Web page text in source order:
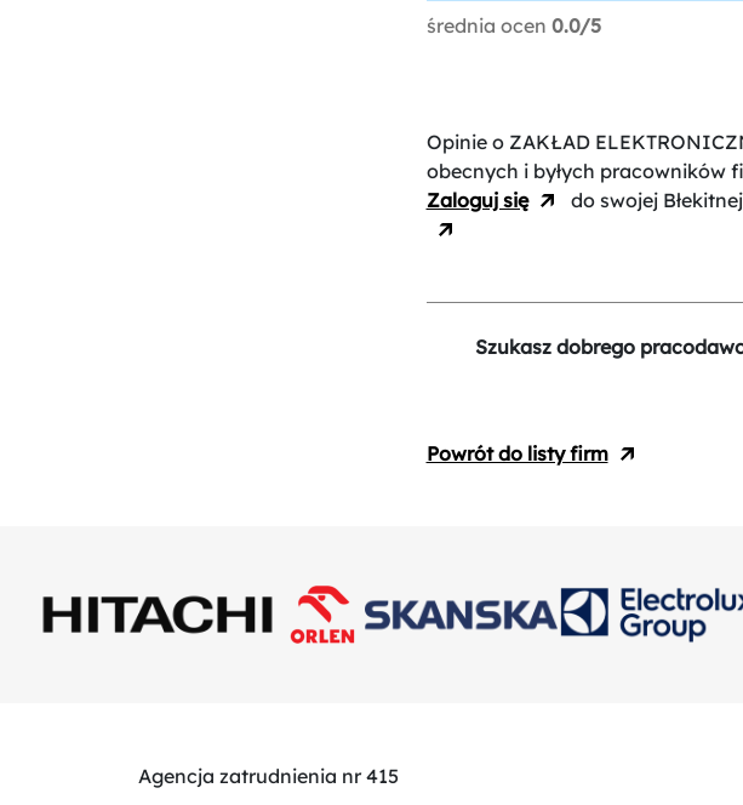
średnia ocen 0.0/5
Opinie o ZAKŁAD
obecnych i byłych pracowników
Zaloguj się
do swojej
Szukasz dobrego
Powrót do listy firm
Agencja zatrudnienia nr 415